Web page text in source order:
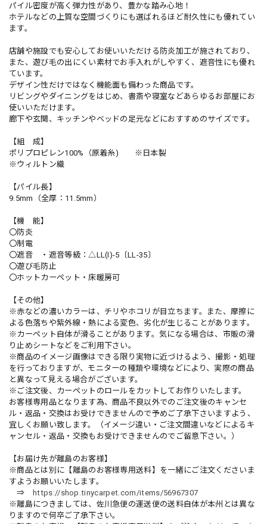
パイル密度が高く弾力性があり、豊かな踏み心地！
ホテルなどの上質な空間づくりにも選ばれるほど耐久性にも優れてい
ます。
店舗や施設でも安心してお使いいただける防炎加工が施されており、
また、遊び毛の出にくい素材でお手入れがしやすく、遮音性にも優れ
ています。
デザイン性だけではなく機能面も備わった商品です。
リビングやダイニングをはじめ、書斎や寝室などあらゆるお部屋にお
使いいただけます。
廊下や玄関、キッチンやベッドの足元などにおすすめのサイズです。
【組 成】
ポリプロピレン100%（原着糸) ※日本製
※ウィルトン織
【パイル長】
9.5mm（全厚：11.5mm）
【機 能】
〇防炎
〇制電
〇遮音 ・遮音等級：△LL(I)-5〔LL-35〕
〇遊び毛防止
〇ホットカーペット・床暖房可
【その他】
※赤などの濃いカラーは、チリやホコリが目立ちます。また、摩擦に
よる色落ちや紫外線・熱による変色、劣化が生じることがあります。
※カーペット自体が滑ることがあります。気になる場合は、市販の滑
り止めシートなどをご利用下さい。
※商品のイメージ画像はできる限り実物に近づけるよう、撮影・処理
を行っておりますが、モニターの種類や環境などにより、実際の商品
と異なって見える場合がございます。
※ご注文後、カーペットのロールをカットしてお作りいたします。
お客様専用品となります為、商品不良以外でのご注文後のキャンセ
ル・返品・交換はお受けできませんので予めご了承下さいますよう、
宜しくお願い致します。（イメージ違い・ご注文間違いなどによるキ
ャンセル・返品・交換もお受けできませんのでご留意下さい。）
【お届け先が離島のお客様】
※商品とは別に【離島のお客様専用送料】を一緒にご注文くださいま
すようお願いいたします。
⇒
https://shop.tinycarpet.com/items/56967307
※離島につきましては、佐川急便の運送便の送料自体が本州とは異な
りますので何卒ご了承下さい。